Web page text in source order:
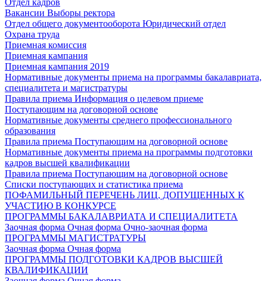
Вакансии Выборы ректора
Отдел общего документооборота Юридический отдел
Охрана труда
Приемная комиссия
Приемная кампания
Приемная кампания 2019
Нормативные документы приема на программы бакалавриата,
специалитета и магистратуры
Правила приема Информация о целевом приеме
Поступающим на договорной основе
Нормативные документы среднего профессионального
образования
Правила приема Поступающим на договорной основе
Нормативные документы приема на программы подготовки
кадров высшей квалификации
Правила приема Поступающим на договорной основе
Списки поступающих и статистика приема
ПОФАМИЛЬНЫЙ ПЕРЕЧЕНЬ ЛИЦ, ДОПУЩЕННЫХ К
УЧАСТИЮ В КОНКУРСЕ
ПРОГРАММЫ БАКАЛАВРИАТА И СПЕЦИАЛИТЕТА
Заочная форма Очная форма Очно-заочная форма
ПРОГРАММЫ МАГИСТРАТУРЫ
Заочная форма Очная форма
ПРОГРАММЫ ПОДГОТОВКИ КАДРОВ ВЫСШЕЙ
КВАЛИФИКАЦИИ